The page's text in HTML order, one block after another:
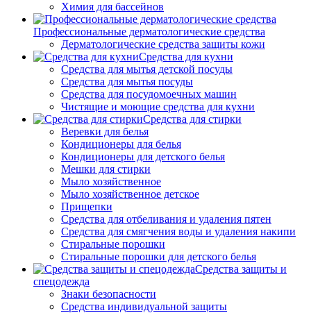
Химия для бассейнов
Профессиональные дерматологические средства
Дерматологические средства защиты кожи
Средства для кухни
Средства для мытья детской посуды
Средства для мытья посуды
Средства для посудомоечных машин
Чистящие и моющие средства для кухни
Средства для стирки
Веревки для белья
Кондиционеры для белья
Кондиционеры для детского белья
Мешки для стирки
Мыло хозяйственное
Мыло хозяйственное детское
Прищепки
Средства для отбеливания и удаления пятен
Средства для смягчения воды и удаления накипи
Стиральные порошки
Стиральные порошки для детского белья
Средства защиты и
спецодежда
Знаки безопасности
Средства индивидуальной защиты